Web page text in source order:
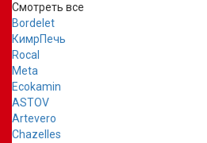
Смотреть все
Bordelet
КимрПечь
Rocal
Meta
Ecokamin
ASTOV
Artevero
Chazelles